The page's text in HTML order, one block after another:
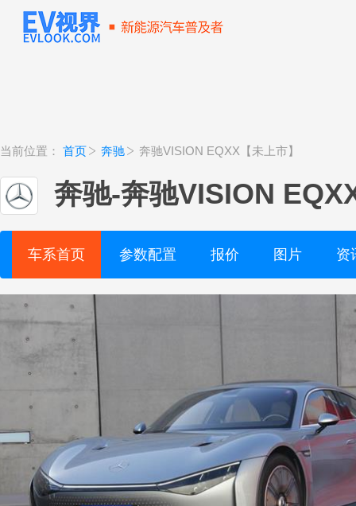
当前位置： 首页 奔驰 奔驰VISION EQXX【未上市】
奔驰-奔驰VISION
车系首页 参数配置 报价 图片 资